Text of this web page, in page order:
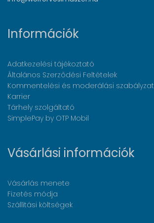
Információk
Adatkezelési tájékoztató
Általános Szerződési Feltételek
Kommentelési és moderálási szabályzat
Karrier
Tárhely szolgáltató
SimplePay by OTP Mobil
Vásárlási információk
Vásárlás menete
Fizetés módja
Szállítási költségek